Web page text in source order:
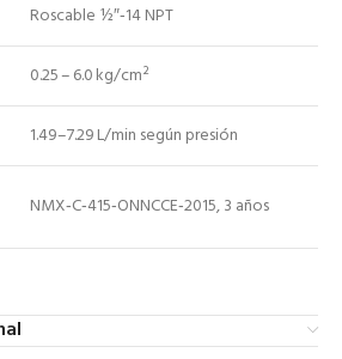
Roscable ½″‑14 NPT
0.25 – 6.0 kg/cm²
1.49–7.29 L/min según presión
NMX‑C‑415‑ONNCCE‑2015, 3 años